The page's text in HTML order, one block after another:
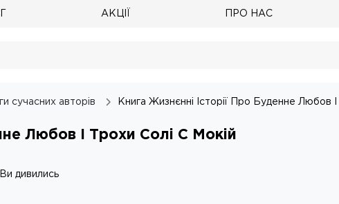
АКЦІЇ ПРО НАС
сучасних авторів Книга Жизнєнні Історії Про Буденне Любов
Любов І Трохи Солі С Мокій
Ви дивились